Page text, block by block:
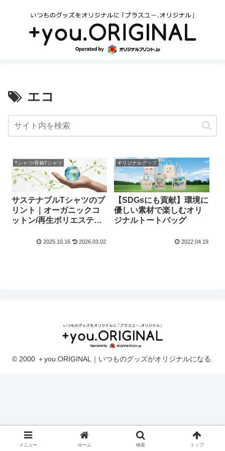
エコ
Tシャツ/長袖Tシャツ
サステナブルTシャツのプ
リント｜オーガニックコ
ットン/再生ポリエステル
2025.10.16 2026.03.02
オリジナルグッズ
【SDGsにも貢献】環境に
優しい素材で楽しむオリ
ジナルトートバッグ
2022.04.19
© 2000 ＋you.ORIGINAL｜いつものグッズがオリジナルになる.
メニュー ホーム 検索 トップ